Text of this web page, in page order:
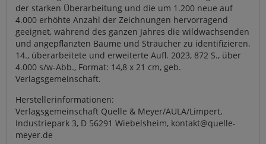
der starken Überarbeitung und die um 1.200 neue auf
4.000 erhöhte Anzahl der Zeichnungen hervorragend
geeignet, während des ganzen Jahres die wildwachsenden
und angepflanzten Bäume und Sträucher zu identifizieren.
14., überarbeitete und erweiterte Aufl. 2023, 872 S., über
4.000 s/w-Abb., Format: 14,8 x 21 cm, geb.
Verlagsgemeinschaft.
Herstellerinformationen:
Verlagsgemeinschaft Quelle & Meyer/AULA/Limpert,
Industriepark 3, D 56291 Wiebelsheim, kontakt@quelle-
meyer.de